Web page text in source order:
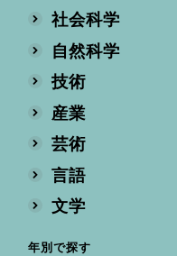
社会科学
自然科学
技術
産業
芸術
言語
文学
年別で探す